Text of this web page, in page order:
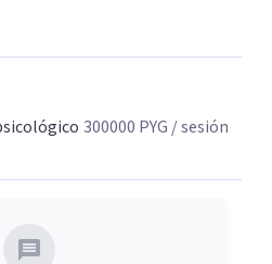
300000 PYG / sesión